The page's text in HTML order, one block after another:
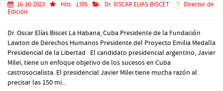
16-10-2023 Hits: 1705 Dr. OSCAR ELIAS BISCET
Director de
Edición
Dr. Oscar Elías Biscet La Habana, Cuba Presidente de la Fundación
Lawton de Derechos Humanos Presidente del Proyecto Emilia Medalla
Presidencial de la Libertad El candidato presidencial argentino, Javier
Milei, tiene un enfoque objetivo de los sucesos en Cuba
castrosocialista. El presidencial Javier Milei tiene mucha razón al
precisar las 150 mi...